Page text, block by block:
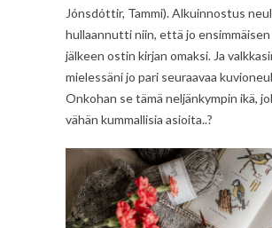
Jónsdóttir, Tammi). Alkuinnostus
hullaannutti niin, että jo ensimmäisen
jälkeen ostin kirjan omaksi. Ja
mielessäni jo pari seuraavaa
Onkohan se tämä neljänkympin ikä,
vähän kummallisia asioita..?